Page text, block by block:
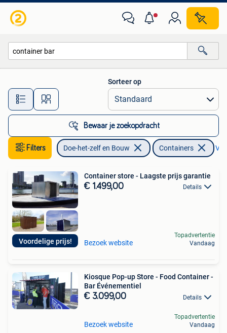
Alle afstanden…
Sorteer op
Bewaar je zoekopdracht
Filters Doe-het-zelf en Bouw Containers
Voordelige prijs!
Container store - Laagste prijs garantie
€ 1.499,00 Details
Bezoek website
Topadvertentie
Vandaag
Kiosque Pop-up Store - Food Container -
Bar Événementiel
€ 3.099,00 Details
Bezoek website
Topadvertentie
Vandaag